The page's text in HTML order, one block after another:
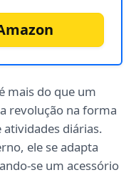
é mais do que um
revolução na forma
diárias.
ele se adapta
se um acessório